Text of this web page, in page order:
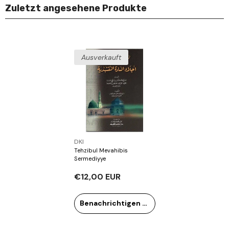
Zuletzt angesehene Produkte
Ausverkauft
Verkäufer:
DKI
Tehzibul Mevahibis
Sermediyye
€12,00 EUR
Benachrichtigen Sie mich